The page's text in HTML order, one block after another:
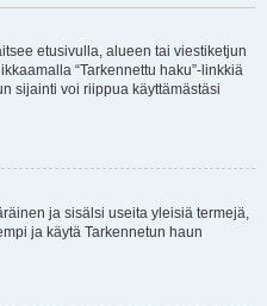
etusivulla, alueen tai viestiketjun
“Tarkennettu haku”-linkkiä
sijainti voi riippua käyttämästäsi
ja sisälsi useita yleisiä termejä,
ja käytä Tarkennetun haun